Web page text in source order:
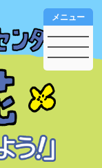
メニュー